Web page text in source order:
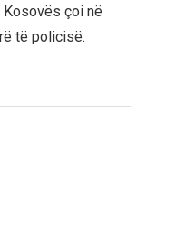
Kosovës çoi në
të policisë.